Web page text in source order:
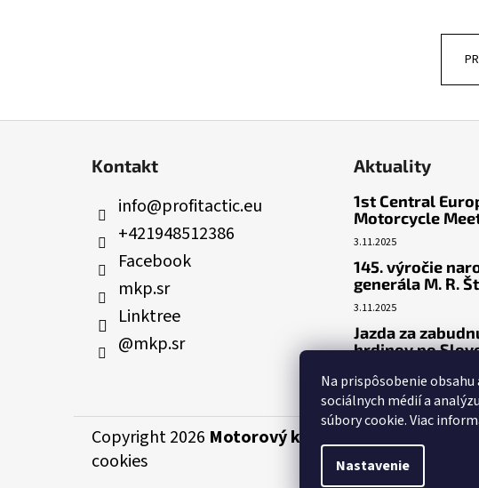
Na prispôsobenie
sociálnych médií a
súbory cookie. Viac
Nastavenie
Kontakt
info@profitactic.eu
+421948512386
Facebook
mkp.sr
Linktree
@mkp.sr
Aktuality
1st Central
Motorcycle
3.11.2025
145. výročie
generála M. R.
3.11.2025
Jazda za
hrdinov po
26.6.2025
Copyright 2026 Motorový klub Polície Slovenskej
cookies